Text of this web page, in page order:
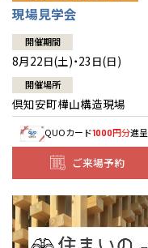
現場見学会
開催期間
8月22日(土)・23日(日)
開催場所
倶知安町樺山構造現場
QUOカード1000円分進
ご来場予約
道南
道東
岩手
山形
宮城
福島
山梨
長野
富山
石川
福井
東京
神奈川
埼玉
千葉
茨城
栃木
東海
愛知
岐阜
静岡
三重
近畿
大阪
京都
兵庫
奈良
中国・四国
岡山
香川
愛媛
九州
福岡
佐賀
分譲マンション
道北
道南
道東
釧
岩手県
山形県
宮城県
仙
福島県
会
長岡
山梨県
長野県
富山県
富
石川県
福井県
福
東京都
神奈川県
相
埼玉県
埼
千葉県
千
柏
東海
愛知県
岐阜県
岐
静岡県
三重県
四
近畿
大阪府
大
京都府
京
兵庫県
姫
奈良県
奈
中国・四国
岡山県
岡
愛媛県
松
九州
福岡県
福
佐賀県
佐